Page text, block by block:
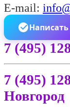
E-mail:
Написать
7 (495)
7 (495)
Новгород